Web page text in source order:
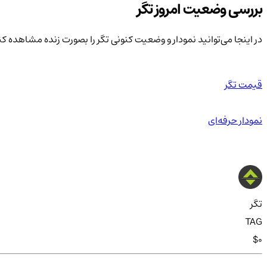
بررسی وضعیت امروز تگر
در اینجا می‌توانید نمودار و وضعیت کنونی تگر را بصورت زنده مشاهده
قیمت تگر
نمودار حرفه‌ای
تگر
TAG
$0